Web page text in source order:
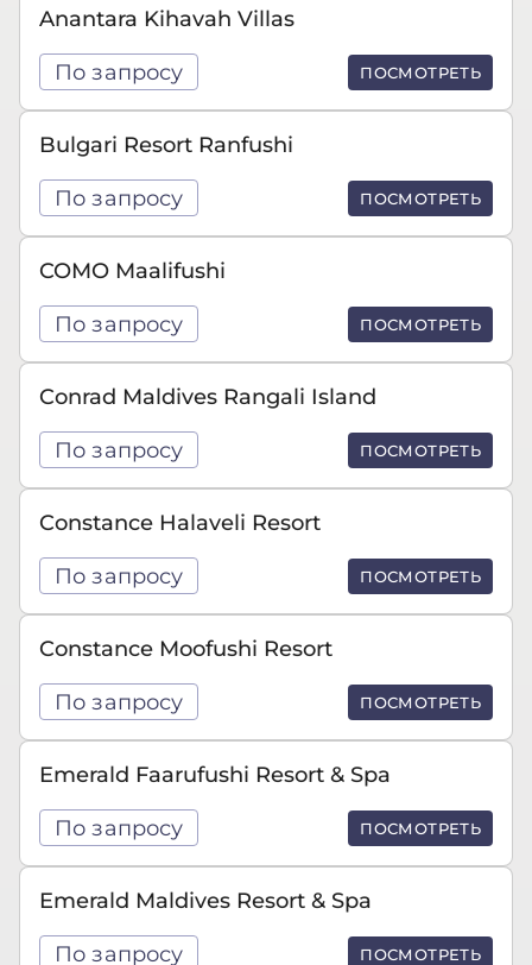
Anantara Kihavah Villas
По запросу ПОСМОТРЕТЬ
Bulgari Resort Ranfushi
По запросу ПОСМОТРЕТЬ
COMO Maalifushi
По запросу ПОСМОТРЕТЬ
Conrad Maldives Rangali Island
По запросу ПОСМОТРЕТЬ
Constance Halaveli Resort
По запросу ПОСМОТРЕТЬ
Constance Moofushi Resort
По запросу ПОСМОТРЕТЬ
Emerald Faarufushi Resort & Spa
По запросу ПОСМОТРЕТЬ
Emerald Maldives Resort & Spa
По запросу ПОСМОТРЕТЬ